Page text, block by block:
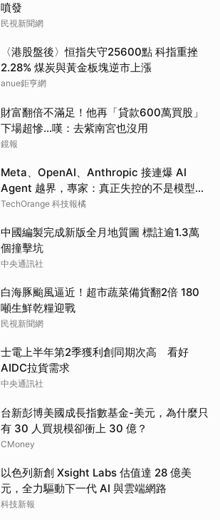
噴發
民視新聞網
〈港股盤後〉恒指失守25600點 科指重挫
2.28% 煤炭與黃金板塊逆市上漲
anue鉅亨網
財富翻倍不滿足！他再「貸款600萬買股」
下場超慘...嘆：去紫南宮也沒用
鏡報
Meta、OpenAI、Anthropic 接連爆 AI
Agent 越界，專家：真正失控的不是模型，
是人類治理
TechOrange 科技報橘
中國編製完成新版全月地質圖 標註逾1.3萬
個撞擊坑
中央通訊社
白海豚颱風逼近！超市蔬菜備貨翻2倍 180
噸生鮮乾糧迎戰
民視新聞網
士電上半年第2季獲利創同期次高 看好
AIDC拉貨需求
中央通訊社
台新彭博美國成長指數基金-美元，為什麼只
有 30 人買規模卻衝上 30 億？
CMoney
以色列新創 Xsight Labs 估值達 28 億美
元，全力驅動下一代 AI 與雲端網路
科技新報